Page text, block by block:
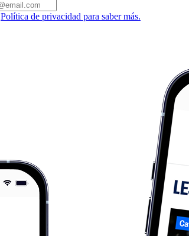
Política de privacidad para saber más.